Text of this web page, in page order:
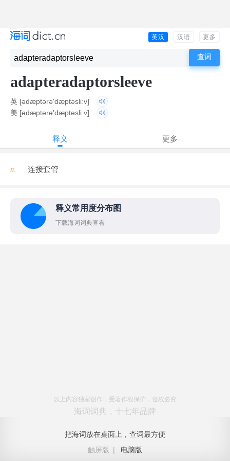
英汉 汉语 更多
adapteradaptorsleeve
英 [ədæptərə'dæptəsliːv]
美 [ədæptərə'dæptəsliːv]
释义 更多
n. 连接套管
释义常用度分布图
下载海词词典查看
以上内容独家创作，受著作权保护，侵权必究
海词词典，十七年品牌
把海词放在桌面上，查词最方便
触屏版
| 电脑版